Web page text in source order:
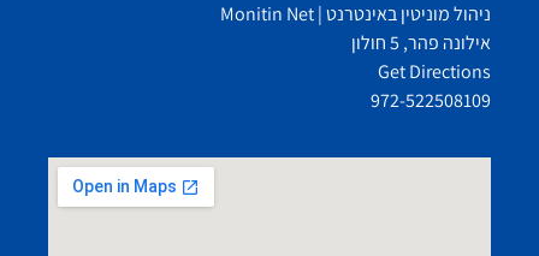
ניהול מוניטין באינטרנט | Monitin Net
אילונה פהר, 5 חולון
Get Directions
972-522508109